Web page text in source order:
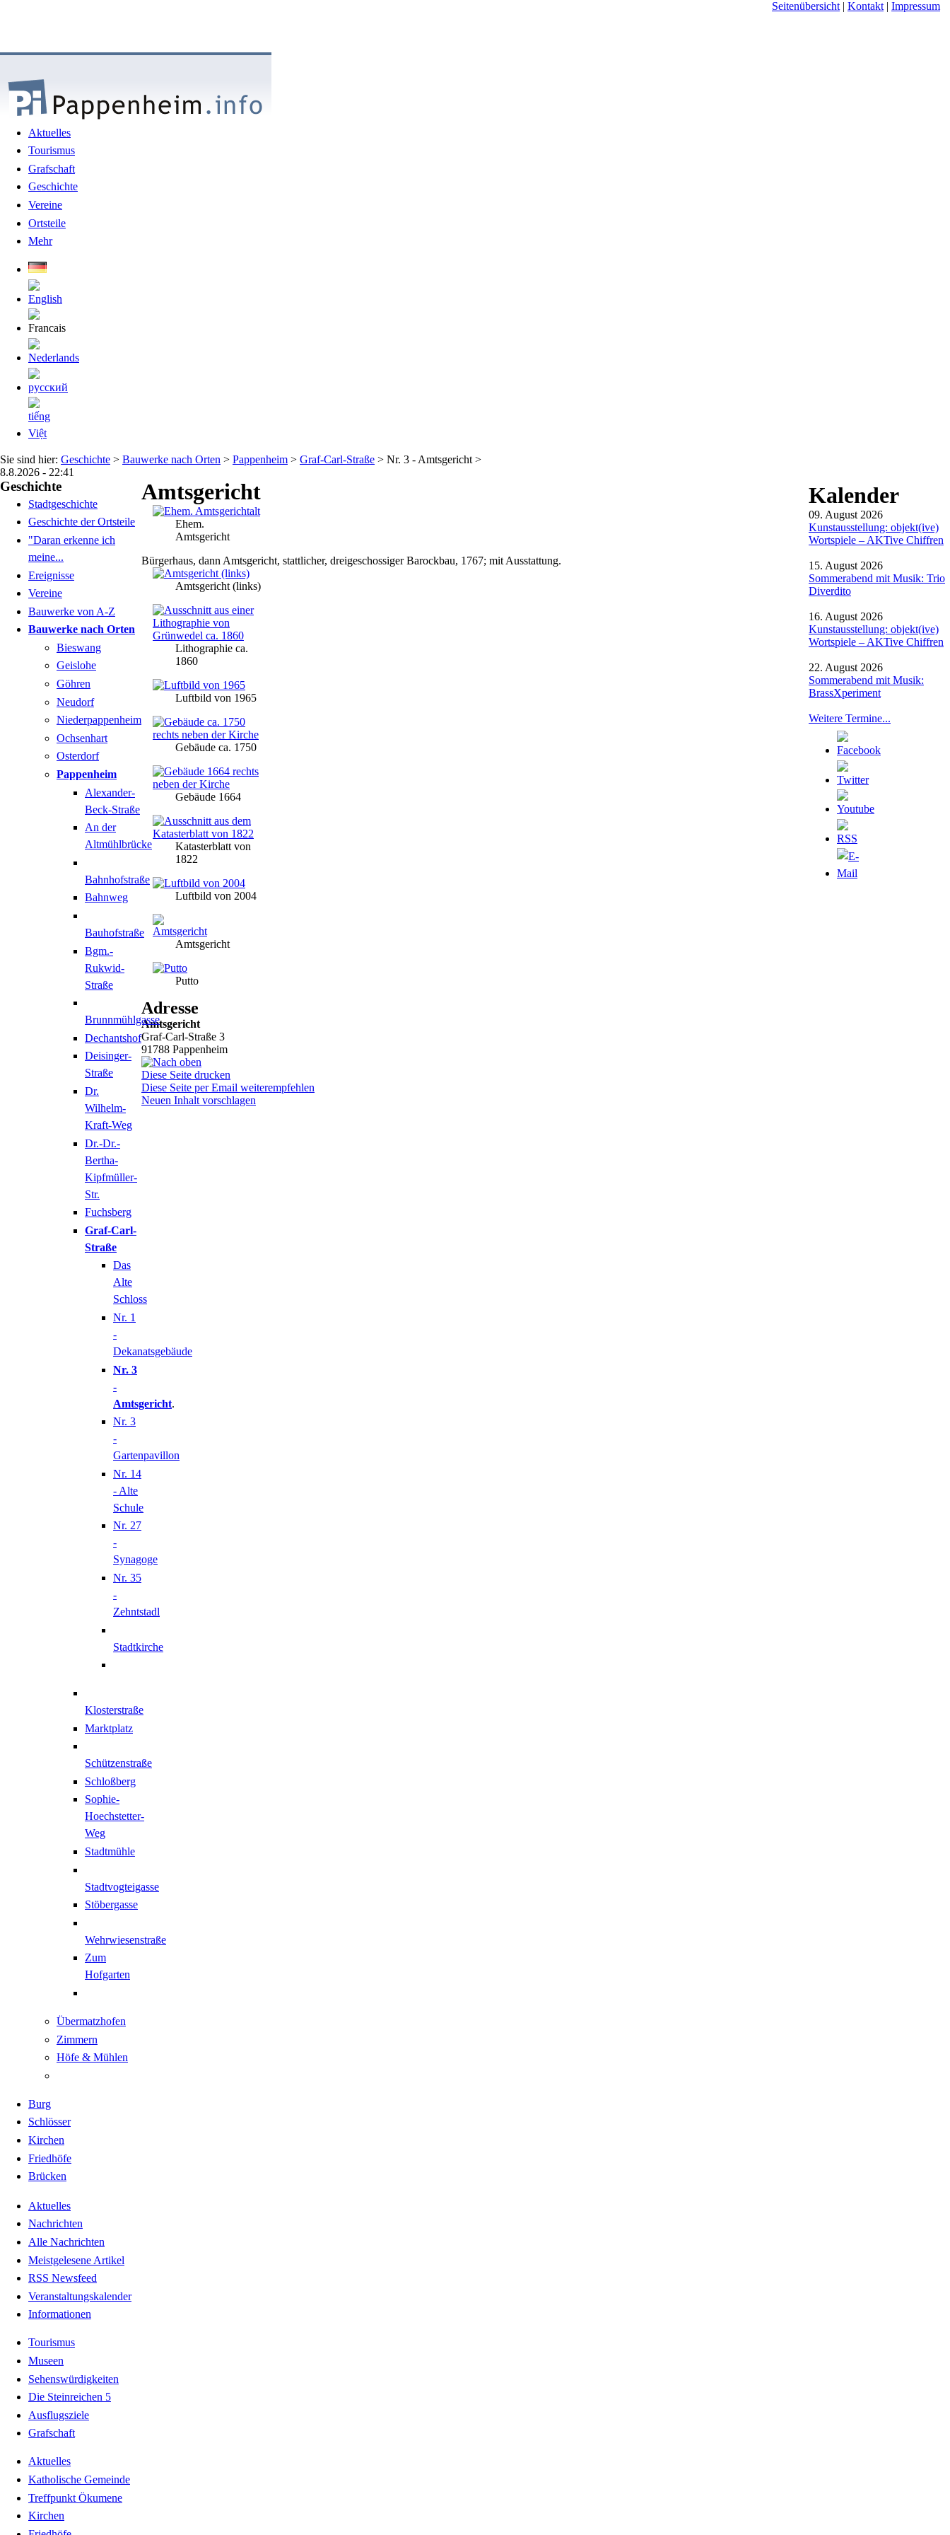
Seitenübersicht | Kontakt | Impressum
Aktuelles
Tourismus
Grafschaft
Geschichte
Vereine
Ortsteile
Mehr
Sie sind hier: Geschichte > Bauwerke nach Orten > Pappenheim > Graf-Carl-Straße > Nr. 3 - Amtsgericht >
8.8.2026 - 22:41
Geschichte
Stadtgeschichte
Geschichte der Ortsteile
"Daran erkenne ich
meine...
Ereignisse
Vereine
Bauwerke von A-Z
Bauwerke nach Orten
Bieswang
Geislohe
Göhren
Neudorf
Niederpappenheim
Ochsenhart
Osterdorf
Pappenheim
Alexander-
Beck-Straße
An der
Altmühlbrücke
Bahnhofstraße
Bahnweg
Bauhofstraße
Bgm.-
Rukwid-
Straße
Brunnmühlgasse
Dechantshof
Deisinger-
Straße
Dr.
Wilhelm-
Kraft-Weg
Dr.-Dr.-
Bertha-
Kipfmüller-
Str.
Fuchsberg
Graf-Carl-
Straße
Das
Alte
Schloss
Nr. 1
-
Dekanatsgebäude
Nr. 3
-
Amtsgericht.
Nr. 3
-
Gartenpavillon
Nr. 14
- Alte
Schule
Nr. 27
-
Synagoge
Nr. 35
-
Zehntstadl
Stadtkirche
Klosterstraße
Marktplatz
Schützenstraße
Schloßberg
Sophie-
Hoechstetter-
Weg
Stadtmühle
Stadtvogteigasse
Stöbergasse
Wehrwiesenstraße
Zum
Hofgarten
Übermatzhofen
Zimmern
Höfe & Mühlen
Burg
Schlösser
Kirchen
Friedhöfe
Brücken
Kalender
09. August 2026
Kunstausstellung: objekt(ive)
Wortspiele – AKTive Chiffren
15. August 2026
Sommerabend mit Musik: Trio
Diverdito
16. August 2026
Kunstausstellung: objekt(ive)
Wortspiele – AKTive Chiffren
22. August 2026
Sommerabend mit Musik:
BrassXperiment
Weitere Termine...
Amtsgericht
Ehem.
Amtsgericht
Bürgerhaus, dann Amtsgericht, stattlicher, dreigeschossiger Barockbau, 1767; mit Ausstattung.
Amtsgericht (links)
Lithographie ca.
1860
Luftbild von 1965
Gebäude ca. 1750
Gebäude 1664
Katasterblatt von
1822
Luftbild von 2004
Amtsgericht
Putto
Adresse
Amtsgericht
Graf-Carl-Straße 3
91788 Pappenheim
Diese Seite drucken
Diese Seite per Email weiterempfehlen
Neuen Inhalt vorschlagen
Aktuelles
Nachrichten
Alle Nachrichten
Meistgelesene Artikel
RSS Newsfeed
Veranstaltungskalender
Informationen
Tourismus
Museen
Sehenswürdigkeiten
Die Steinreichen 5
Ausflugsziele
Grafschaft
Aktuelles
Katholische Gemeinde
Treffpunkt Ökumene
Kirchen